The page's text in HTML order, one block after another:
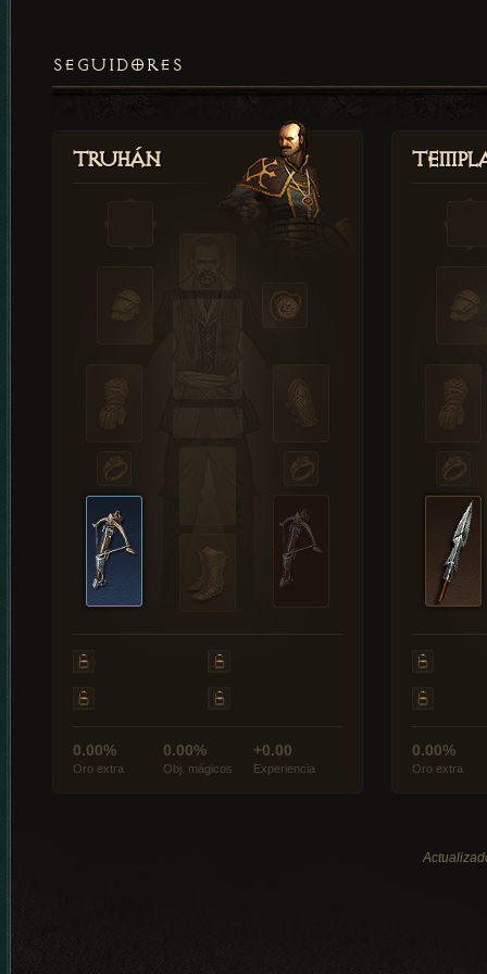
SEGUIDORES
Truhán
0.00%
Oro extra
0.00%
Obj. mágicos
+0.00
Experiencia
0.00%
Oro extra